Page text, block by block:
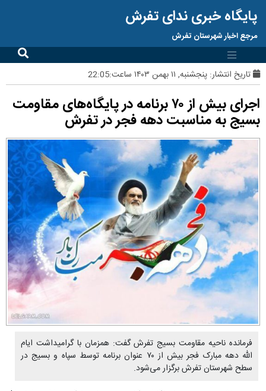
پایگاه خبری ندای تفرش
مرجع اخبار شهرستان تفرش
تاریخ انتشار: پنجشنبه, ۱۱ بهمن ۱۴۰۳ ساعت:22:05
اجرای بیش از ۷۰ برنامه در پایگاه‌های مقاومت
بسیج به مناسبت دهه فجر در تفرش
فرمانده ناحیه مقاومت بسیج تفرش گفت: همزمان با گرامیداشت ایام
الله دهه مبارک فجر بیش از ۷۰ عنوان برنامه توسط سپاه و بسیج در
سطح شهرستان تفرش برگزار می‌شود.